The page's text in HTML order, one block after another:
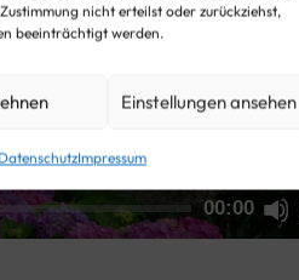
nicht erteilst oder zurückziehst,
beeinträchtigt werden.
Einstellungen ansehen
Impressum
00:00